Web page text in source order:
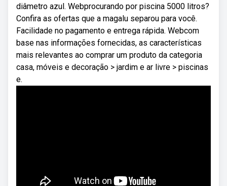
diâmetro azul. Webprocurando por piscina 5000 litros?
Confira as ofertas que a magalu separou para você.
Facilidade no pagamento e entrega rápida. Webcom
base nas informações fornecidas, as características
mais relevantes ao comprar um produto da categoria
casa, móveis e decoração > jardim e ar livre > piscinas
e.